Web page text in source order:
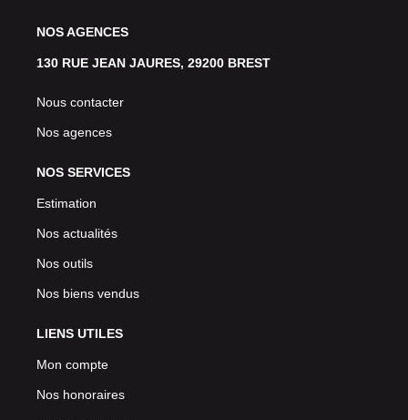
NOS AGENCES
130 RUE JEAN JAURES, 29200 BREST
Nous contacter
Nos agences
NOS SERVICES
Estimation
Nos actualités
Nos outils
Nos biens vendus
LIENS UTILES
Mon compte
Nos honoraires